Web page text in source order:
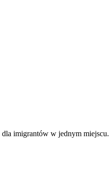
imigrantów w jednym miejscu.